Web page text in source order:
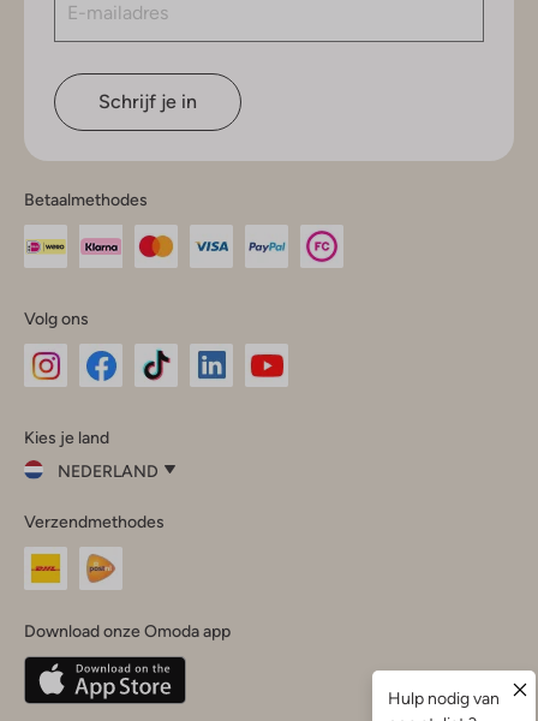
Schrijf je in
Betaalmethodes
Volg ons
InstagramFacebook
Kies je land
NEDERLAND
je
land
Nederland
Belgique(Français)
Deutschland
Verzendmethodes
Download onze Omoda app